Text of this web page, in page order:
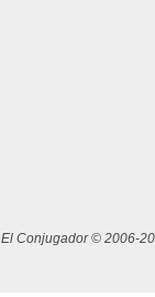
El Conjugador © 2006-